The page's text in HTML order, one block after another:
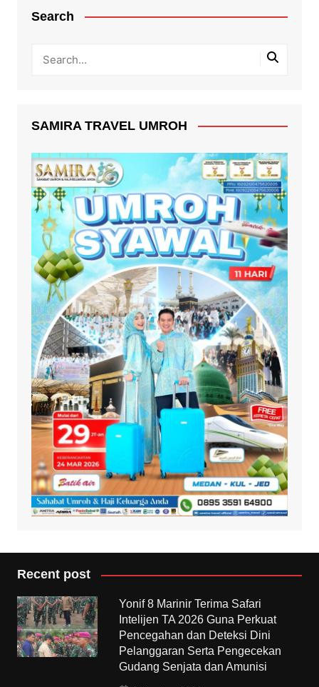
Search
SAMIRA TRAVEL UMROH
Recent post
Yonif 8 Marinir Terima Safari
Intelijen TA 2026 Guna Perkuat
Pencegahan dan Deteksi Dini
Pelanggaran Serta Pengecekan
Gudang Senjata dan Amunisi